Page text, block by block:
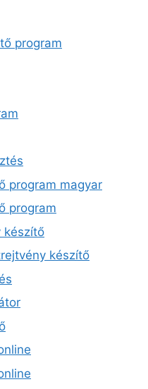
program
program magyar
program
készítő
készítő